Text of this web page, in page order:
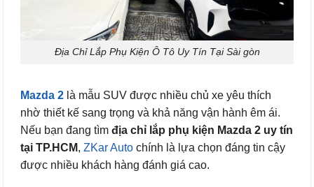
Địa Chỉ Lắp Phụ Kiện Ô Tô Uy Tín Tại Sài gòn
Mazda 2 là mẫu SUV được nhiều chủ xe yêu thích
nhờ thiết kế sang trọng và khả năng vận hành êm ái.
Nếu bạn đang tìm địa chỉ lắp phụ kiện Mazda 2 uy tín
tại TP.HCM, ZKar Auto chính là lựa chọn đáng tin cậy
được nhiều khách hàng đánh giá cao.